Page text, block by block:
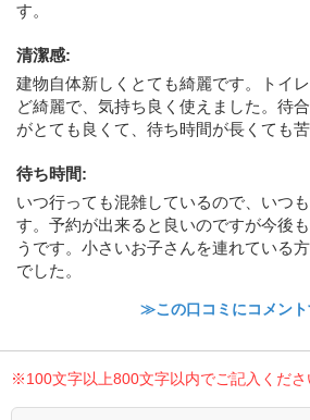
す。
清潔感:
建物自体新しくとても綺麗です。トイ
ど綺麗で、気持ち良く使えました。待
がとても良くて、待ち時間が長くても苦
待ち時間:
いつ行っても混雑しているので、いつ
す。予約が出来ると良いのですが今後
うです。小さいお子さんを連れている
でした。
≫この口コミにコメン
※100文字以上800文字以内でご記入くださ